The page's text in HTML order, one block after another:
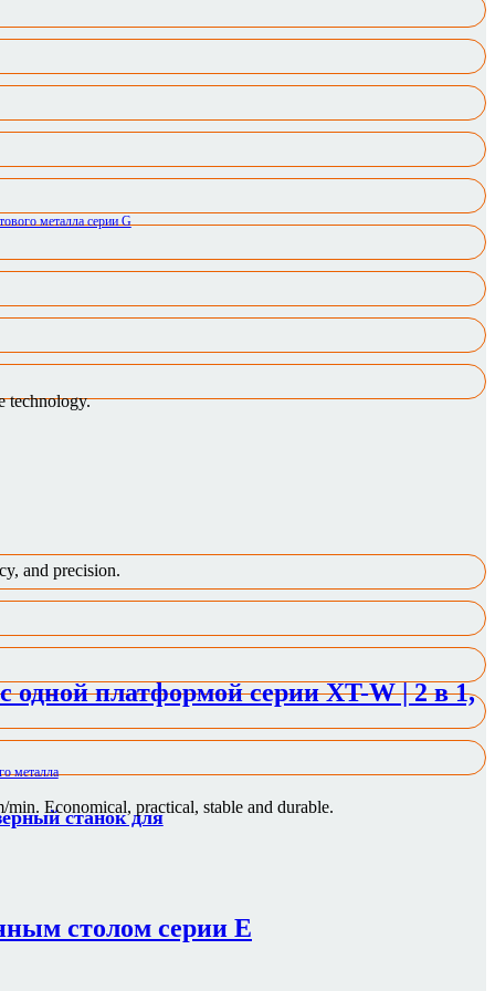
станок для
technology.
and precision.
одной платформой серии XT-W | 2 в 1,
Economical, practical, stable and durable.
столом серии E